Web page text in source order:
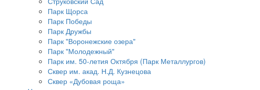
Парк Щорса
Парк Победы
Парк Дружбы
Парк "Воронежские озера"
Парк "Молодежный"
Парк им. 50-летия Октября (Парк Металлургов)
Сквер им. акад. Н.Д. Кузнецова
Сквер «Дубовая роща»